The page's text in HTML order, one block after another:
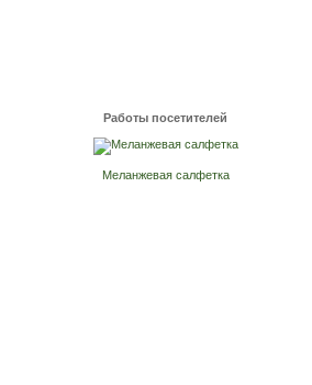
Работы посетителей
Меланжевая салфетка